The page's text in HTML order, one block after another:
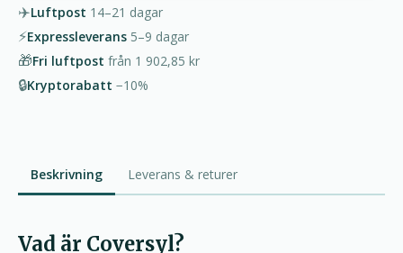
✈️Luftpost 14–21 dagar
⚡Expressleverans 5–9 dagar
🎁Fri luftpost från 1 902,85 kr
🔒Kryptorabatt −10%
Beskrivning Leverans & returer
Vad är Coversyl?